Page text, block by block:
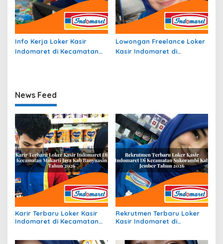
Info Kerja Loker Kasir
Indomaret di Kecamatan
Lowongan Freelance Loker
Kasir Indomaret di
News Feed
Karir Terbaru Loker Kasir
Indomaret di Kecamatan
Rekrutmen Terbaru Loker
Kasir Indomaret di